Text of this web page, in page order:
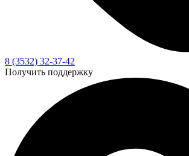
8 (3532) 32-37-42
Получить поддержку